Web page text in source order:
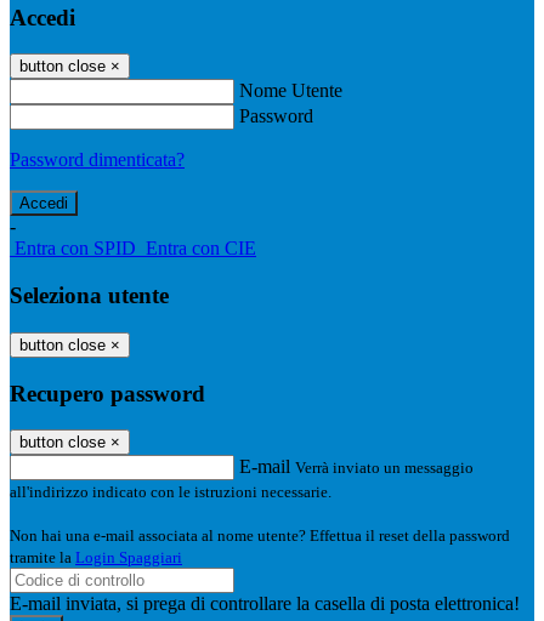
Accedi
button close ×
Nome Utente
Password
Password dimenticata?
-
Entra con SPID Entra con CIE
Seleziona utente
button close ×
Recupero password
button close ×
E-mail Verrà inviato un messaggio
all'indirizzo indicato con le istruzioni necessarie.
Non hai una e-mail associata al nome utente? Effettua il reset della password
tramite la Login Spaggiari
E-mail inviata, si prega di controllare la casella di posta elettronica!